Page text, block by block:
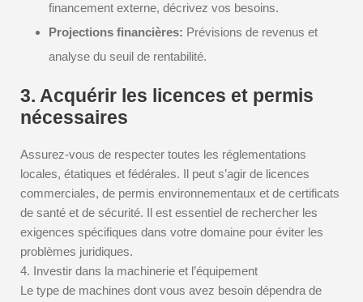
financement externe, décrivez vos besoins.
Projections financières: Prévisions de revenus et
analyse du seuil de rentabilité.
3. Acquérir les licences et permis
nécessaires
Assurez-vous de respecter toutes les réglementations
locales, étatiques et fédérales. Il peut s’agir de licences
commerciales, de permis environnementaux et de certificats
de santé et de sécurité. Il est essentiel de rechercher les
exigences spécifiques dans votre domaine pour éviter les
problèmes juridiques.
4. Investir dans la machinerie et l’équipement
Le type de machines dont vous avez besoin dépendra de